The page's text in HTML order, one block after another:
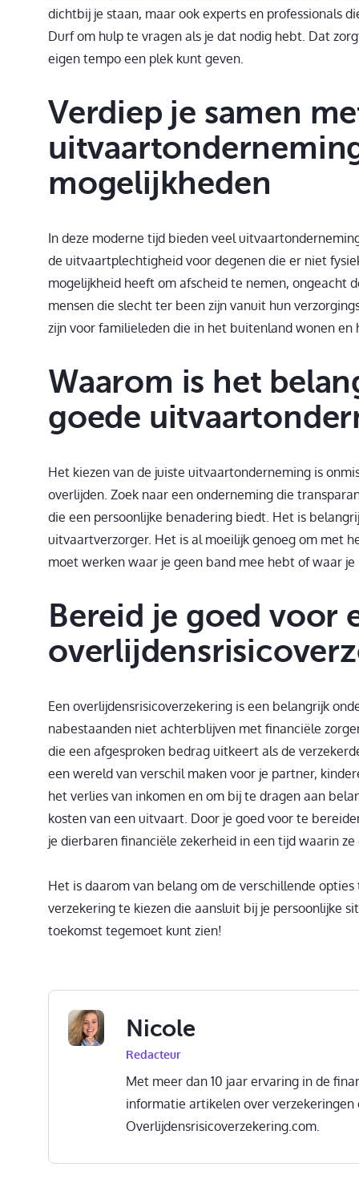
dichtbij je staan, maar ook experts en professionals
Durf om hulp te vragen als je dat nodig hebt. Dat
eigen tempo een plek kunt geven.
Verdiep je samen
mogelijkheden
In deze moderne tijd bieden veel
de uitvaartplechtigheid voor degenen die er niet
mogelijkheid heeft om afscheid te nemen, ongeacht
mensen die slecht ter been zijn vanuit hun
zijn voor familieleden die in het buitenland wonen
Waarom is het
goede
Het kiezen van de juiste uitvaartonderneming is
overlijden. Zoek naar een onderneming die
die een persoonlijke benadering biedt. Het is
uitvaartverzorger. Het is al moeilijk genoeg om met
moet werken waar je geen band mee hebt of waar
Bereid je goed voor
Een overlijdensrisicoverzekering is een belangrijk
nabestaanden niet achterblijven met financiële
die een afgesproken bedrag uitkeert als de
een wereld van verschil maken voor je partner,
het verlies van inkomen en om bij te dragen aan
kosten van een uitvaart. Door je goed voor te
je dierbaren financiële zekerheid in een tijd waarin
Het is daarom van belang om de verschillende
verzekering te kiezen die aansluit bij je persoonlijke
toekomst tegemoet kunt zien!
Nicole
Redacteur
Met meer dan 10 jaar ervaring in de
informatie artikelen over verzekeringen
Overlijdensrisicoverzekering.com.